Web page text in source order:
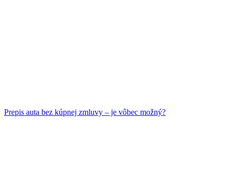
Prepis auta bez kúpnej zmluvy – je vôbec možný?